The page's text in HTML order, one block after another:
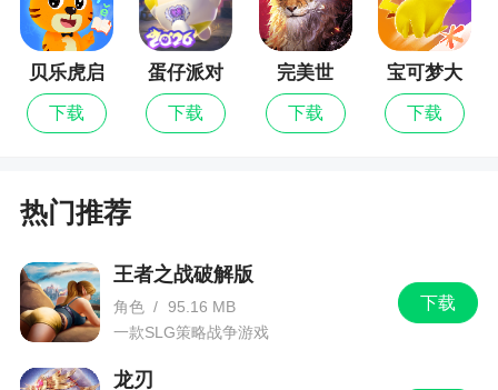
更新日志
【新 BOSS・妲己】
九尾降临，魅惑爆金！
开启！
可达 256000 倍！
【新炮灵・妲己】
贝乐虎启
蒙
下载
蛋仔派对
下载
完美世
界：诸神
之战
下载
宝可梦大
集结
下载
热门推荐
下载
王者之战破解版
角色 / 95.16 MB
一款SLG策略战争游戏
龙刃